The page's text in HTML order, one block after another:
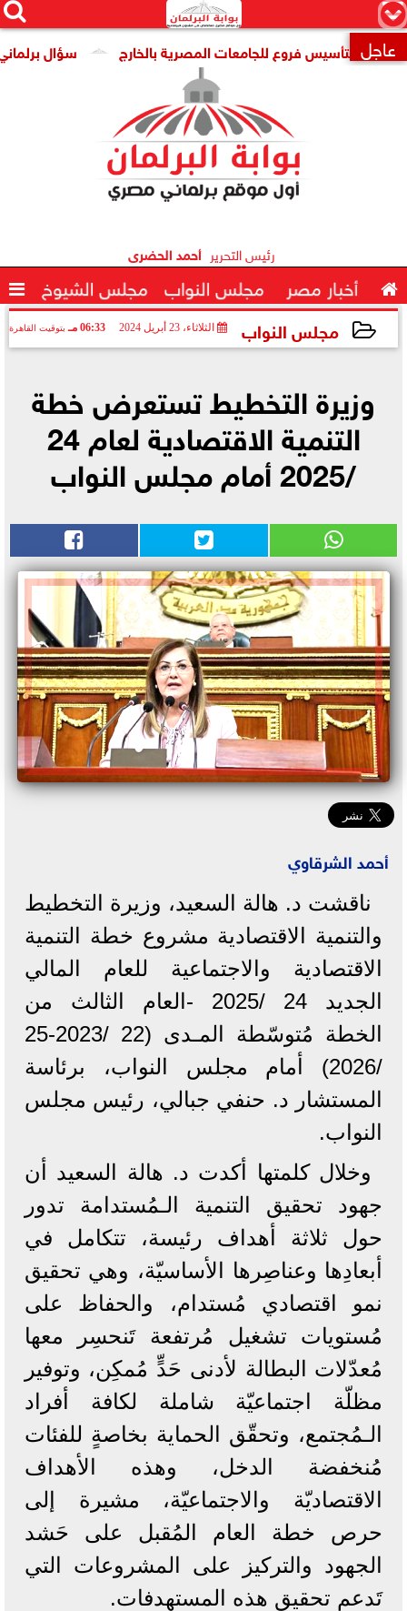
×


 عاجل سؤال برلماني لتأسيس فروع للجامعات المصرية بالخارج
رئيس التحرير أحمد الحضرى
 أخبار مصر مجلس النواب مجلس الشيوخ 
مجلس النواب الثلاثاء، 23 أبريل 2024 06:33 مـ بتوقيت القاهرة
وزيرة التخطيط تستعرض خطة
التنمية الاقتصادية لعام 24
/2025 أمام مجلس النواب
أحمد الشرقاوي
ناقشت د. هالة السعيد، وزيرة التخطيط
والتنمية الاقتصادية مشروع خطة التنمية
الاقتصادية والاجتماعية للعام المالي
الجديد 24 /2025 -العام الثالث من
الخطة مُتوسّطة المـدى (22 /2023-25
/2026) أمام مجلس النواب، برئاسة
المستشار د. حنفي جبالي، رئيس مجلس
النواب.
وخلال كلمتها أكدت د. هالة السعيد أن
جهود تحقيق التنمية الـمُستدامة تدور
حول ثلاثة أهداف رئيسة، تتكامل في
أبعادِها وعناصِرها الأساسيّة، وهي تحقيق
نمو اقتصادي مُستدام، والحفاظ على
مُستويات تشغيل مُرتفعة تَنحسِر معها
مُعدّلات البطالة لأدنى حَدٍّ مُمكِن، وتوفير
مظلّة اجتماعيّة شاملة لكافة أفراد
الـمُجتمع، وتحقّق الحماية بخاصةٍ للفئات
مُنخفضة الدخل، وهذه الأهداف
الاقتصاديّة والاجتماعيّة، مشيرة إلى
حرص خطة العام المُقبل على حَشد
الجهود والتركيز على المشروعات التي
تَدعم تحقيق هذه المستهدفات.